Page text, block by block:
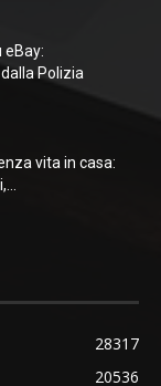
Polizia
vita in casa:
28317
20536